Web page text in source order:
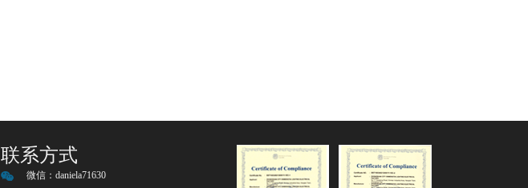
联系方式
微信： daniela71630